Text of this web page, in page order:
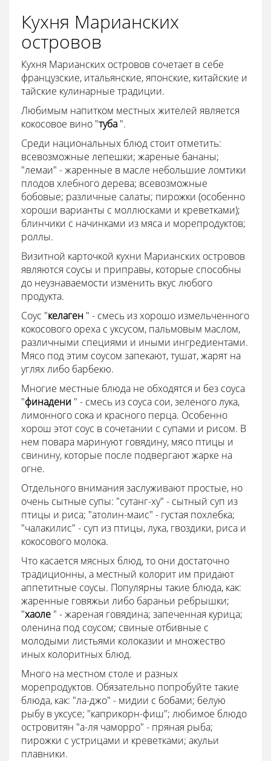
Кухня Марианских
островов
Кухня Марианских островов сочетает в себе
французские, итальянские, японские, китайские и
тайские кулинарные традиции.
Любимым напитком местных жителей является
кокосовое вино "туба ".
Среди национальных блюд стоит отметить:
всевозможные лепешки; жареные бананы;
"лемаи" - жаренные в масле небольшие ломтики
плодов хлебного дерева; всевозможные
бобовые; различные салаты; пирожки (особенно
хороши варианты с моллюсками и креветками);
блинчики с начинками из мяса и морепродуктов;
роллы.
Визитной карточкой кухни Марианских островов
являются соусы и приправы, которые способны
до неузнаваемости изменить вкус любого
продукта.
Соус "келаген " - смесь из хорошо измельченного
кокосового ореха с уксусом, пальмовым маслом,
различными специями и иными ингредиентами.
Мясо под этим соусом запекают, тушат, жарят на
углях либо барбекю.
Многие местные блюда не обходятся и без соуса
"финадени " - смесь из соуса сои, зеленого лука,
лимонного сока и красного перца. Особенно
хорош этот соус в сочетании с супами и рисом. В
нем повара маринуют говядину, мясо птицы и
свинину, которые после подвергают жарке на
огне.
Отдельного внимания заслуживают простые, но
очень сытные супы: "сутанг-ху" - сытный суп из
птицы и риса; "атолин-маис" - густая похлебка;
"чалакилис" - суп из птицы, лука, гвоздики, риса и
кокосового молока.
Что касается мясных блюд, то они достаточно
традиционны, а местный колорит им придают
аппетитные соусы. Популярны такие блюда, как:
жаренные говяжьи либо бараньи ребрышки;
"хаоле " - жареная говядина; запеченная курица;
оленина под соусом; свиные отбивные с
молодыми листьями колоказии и множество
иных колоритных блюд.
Много на местном столе и разных
морепродуктов. Обязательно попробуйте такие
блюда, как: "ла-джо" - мидии с бобами; белую
рыбу в уксусе; "каприкорн-фиш"; любимое блюдо
островитян "а-ля чаморро" - пряная рыба;
пирожки с устрицами и креветками; акульи
плавники.